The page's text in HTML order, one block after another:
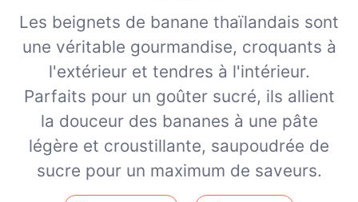
Les beignets de banane thaïlandais sont
une véritable gourmandise, croquants à
l'extérieur et tendres à l'intérieur.
Parfaits pour un goûter sucré, ils allient
la douceur des bananes à une pâte
légère et croustillante, saupoudrée de
sucre pour un maximum de saveurs.